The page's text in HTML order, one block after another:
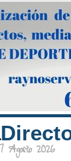
7 Agosto 2026